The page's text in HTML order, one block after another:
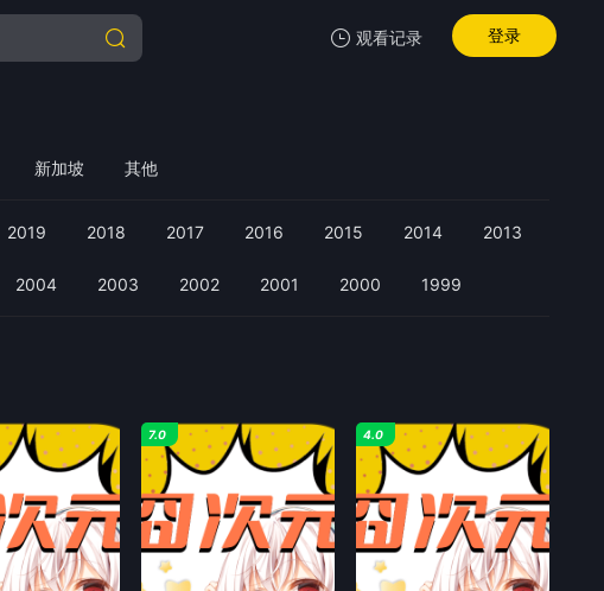
观看记录
暂无观看影片的记录
登录
新加坡 其他
2019 2018 2017 2016 2015 2014 2013
2004 2003 2002 2001 2000 1999
7.0 4.0